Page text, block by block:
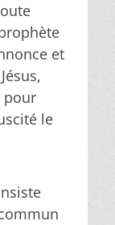
et
pour
le